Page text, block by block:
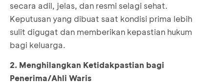
secara adil, jelas, dan resmi selagi sehat.
Keputusan yang dibuat saat kondisi prima lebih
sulit digugat dan memberikan kepastian hukum
bagi keluarga.
2. Menghilangkan Ketidakpastian bagi
Penerima/Ahli Waris